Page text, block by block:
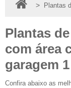
> Plantas
Plantas
com área
garagem
Confira abaixo as